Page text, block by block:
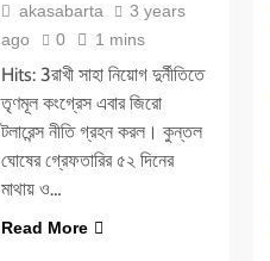
akasabarta
3 years
ago
0 1 mins
Hits: 3রাখী সাহা নিয়োগ দুর্নীতিতে
তৃণমূল কংগ্রেস এবার জিরো
টলারেন্স নীতি গ্রহন করল। কুন্তল
ঘোষের গ্রেফতারির ৫২ দিনের
মাথায় ও…
Read More